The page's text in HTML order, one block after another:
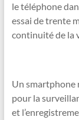
le téléphone
essai de trente
continuité de la
Un smartphone
pour la
et